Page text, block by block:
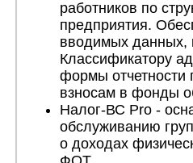
работников по
предприятия.
вводимых данных,
Классификатору
формы отчетности
взносам в фонды
Налог-ВС Pro -
обслуживанию
о доходах